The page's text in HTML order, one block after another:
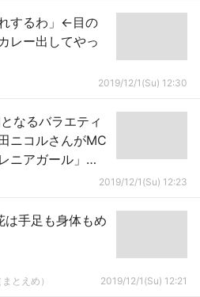
するわ」←目の
レー出してやっ
2019/12/1(Su) 12:30
なるバラエティ
ニコルさんがMC
ニアガール」
2019/12/1(Su) 12:23
は手足も身体もめ
とえめ） 2019/12/1(Su) 12:21